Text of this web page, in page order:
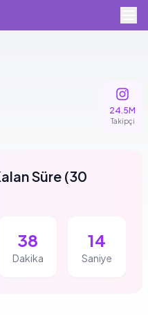
24.5M
Takipçi
Süre(30
38
Dakika
13
Saniye